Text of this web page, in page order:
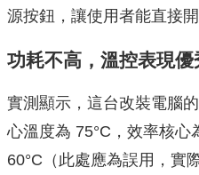
源按鈕，讓使用者能直接
功耗不高，溫控表現優
實測顯示，這台改裝電腦
心溫度為 75°C，效率核心
60°C（此處應為誤用，實